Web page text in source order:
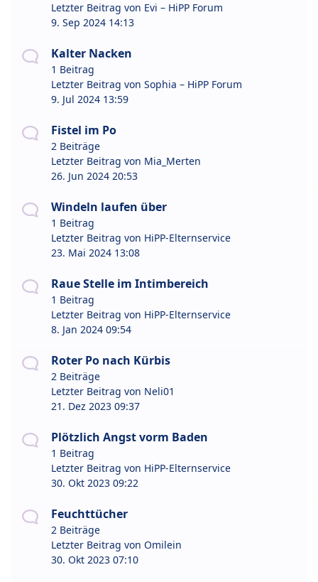
Letzter Beitrag von Evi – HiPP Forum
9. Sep 2024 14:13
Kalter Nacken
1 Beitrag
Letzter Beitrag von Sophia – HiPP Forum
9. Jul 2024 13:59
Fistel im Po
2 Beiträge
Letzter Beitrag von Mia_Merten
26. Jun 2024 20:53
Windeln laufen über
1 Beitrag
Letzter Beitrag von HiPP-Elternservice
23. Mai 2024 13:08
Raue Stelle im Intimbereich
1 Beitrag
Letzter Beitrag von HiPP-Elternservice
8. Jan 2024 09:54
Roter Po nach Kürbis
2 Beiträge
Letzter Beitrag von Neli01
21. Dez 2023 09:37
Plötzlich Angst vorm Baden
1 Beitrag
Letzter Beitrag von HiPP-Elternservice
30. Okt 2023 09:22
Feuchttücher
2 Beiträge
Letzter Beitrag von Omilein
30. Okt 2023 07:10